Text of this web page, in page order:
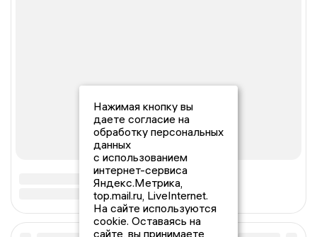
Нажимая кнопку вы
даете согласие на
обработку персональных
данных
с использованием
интернет-сервиса
Яндекс.Метрика,
top.mail.ru, LiveInternet.
На сайте используются
cookie. Оставаясь на
сайте, вы принимаете